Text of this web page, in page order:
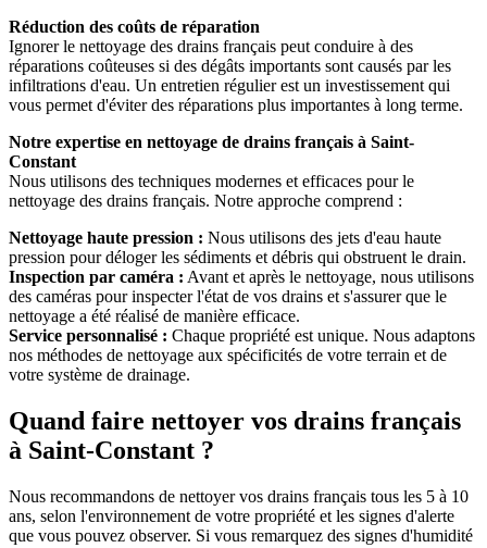
Réduction des coûts de réparation
Ignorer le nettoyage des drains français peut conduire à des
réparations coûteuses si des dégâts importants sont causés par les
infiltrations d'eau. Un entretien régulier est un investissement qui
vous permet d'éviter des réparations plus importantes à long terme.
Notre expertise en nettoyage de drains français à Saint-
Constant
Nous utilisons des techniques modernes et efficaces pour le
nettoyage des drains français. Notre approche comprend :
Nettoyage haute pression : Nous utilisons des jets d'eau haute
pression pour déloger les sédiments et débris qui obstruent le drain.
Inspection par caméra : Avant et après le nettoyage, nous utilisons
des caméras pour inspecter l'état de vos drains et s'assurer que le
nettoyage a été réalisé de manière efficace.
Service personnalisé : Chaque propriété est unique. Nous adaptons
nos méthodes de nettoyage aux spécificités de votre terrain et de
votre système de drainage.
Quand faire nettoyer vos drains français
à Saint-Constant ?
Nous recommandons de nettoyer vos drains français tous les 5 à 10
ans, selon l'environnement de votre propriété et les signes d'alerte
que vous pouvez observer. Si vous remarquez des signes d'humidité